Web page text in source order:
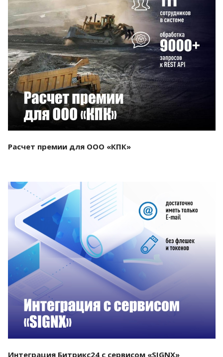
Смотреть проект
Расчет премии для ООО «КПК»
Смотреть проект
Интеграция Битрикс24 с сервисом «SIGNX»